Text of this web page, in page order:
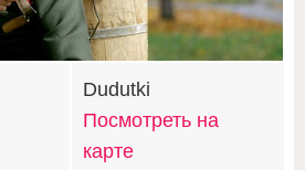
Dudutki
Посмотреть на
карте